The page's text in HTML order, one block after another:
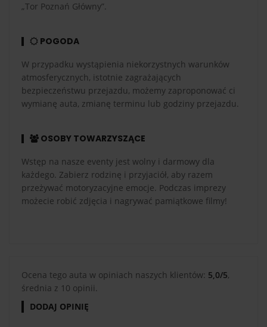
„Tor Poznań Główny”.
POGODA
W przypadku wystąpienia niekorzystnych warunków
atmosferycznych, istotnie zagrażających
bezpieczeństwu przejazdu, możemy zaproponować ci
wymianę auta, zmianę terminu lub godziny przejazdu.
OSOBY TOWARZYSZĄCE
Wstęp na nasze eventy jest wolny i darmowy dla
każdego. Zabierz rodzinę i przyjaciół, aby razem
przeżywać motoryzacyjne emocje. Podczas imprezy
możecie robić zdjęcia i nagrywać pamiątkowe filmy!
Ocena tego auta w opiniach naszych klientów: 5,0/5,
średnia z 10 opinii.
DODAJ OPINIĘ